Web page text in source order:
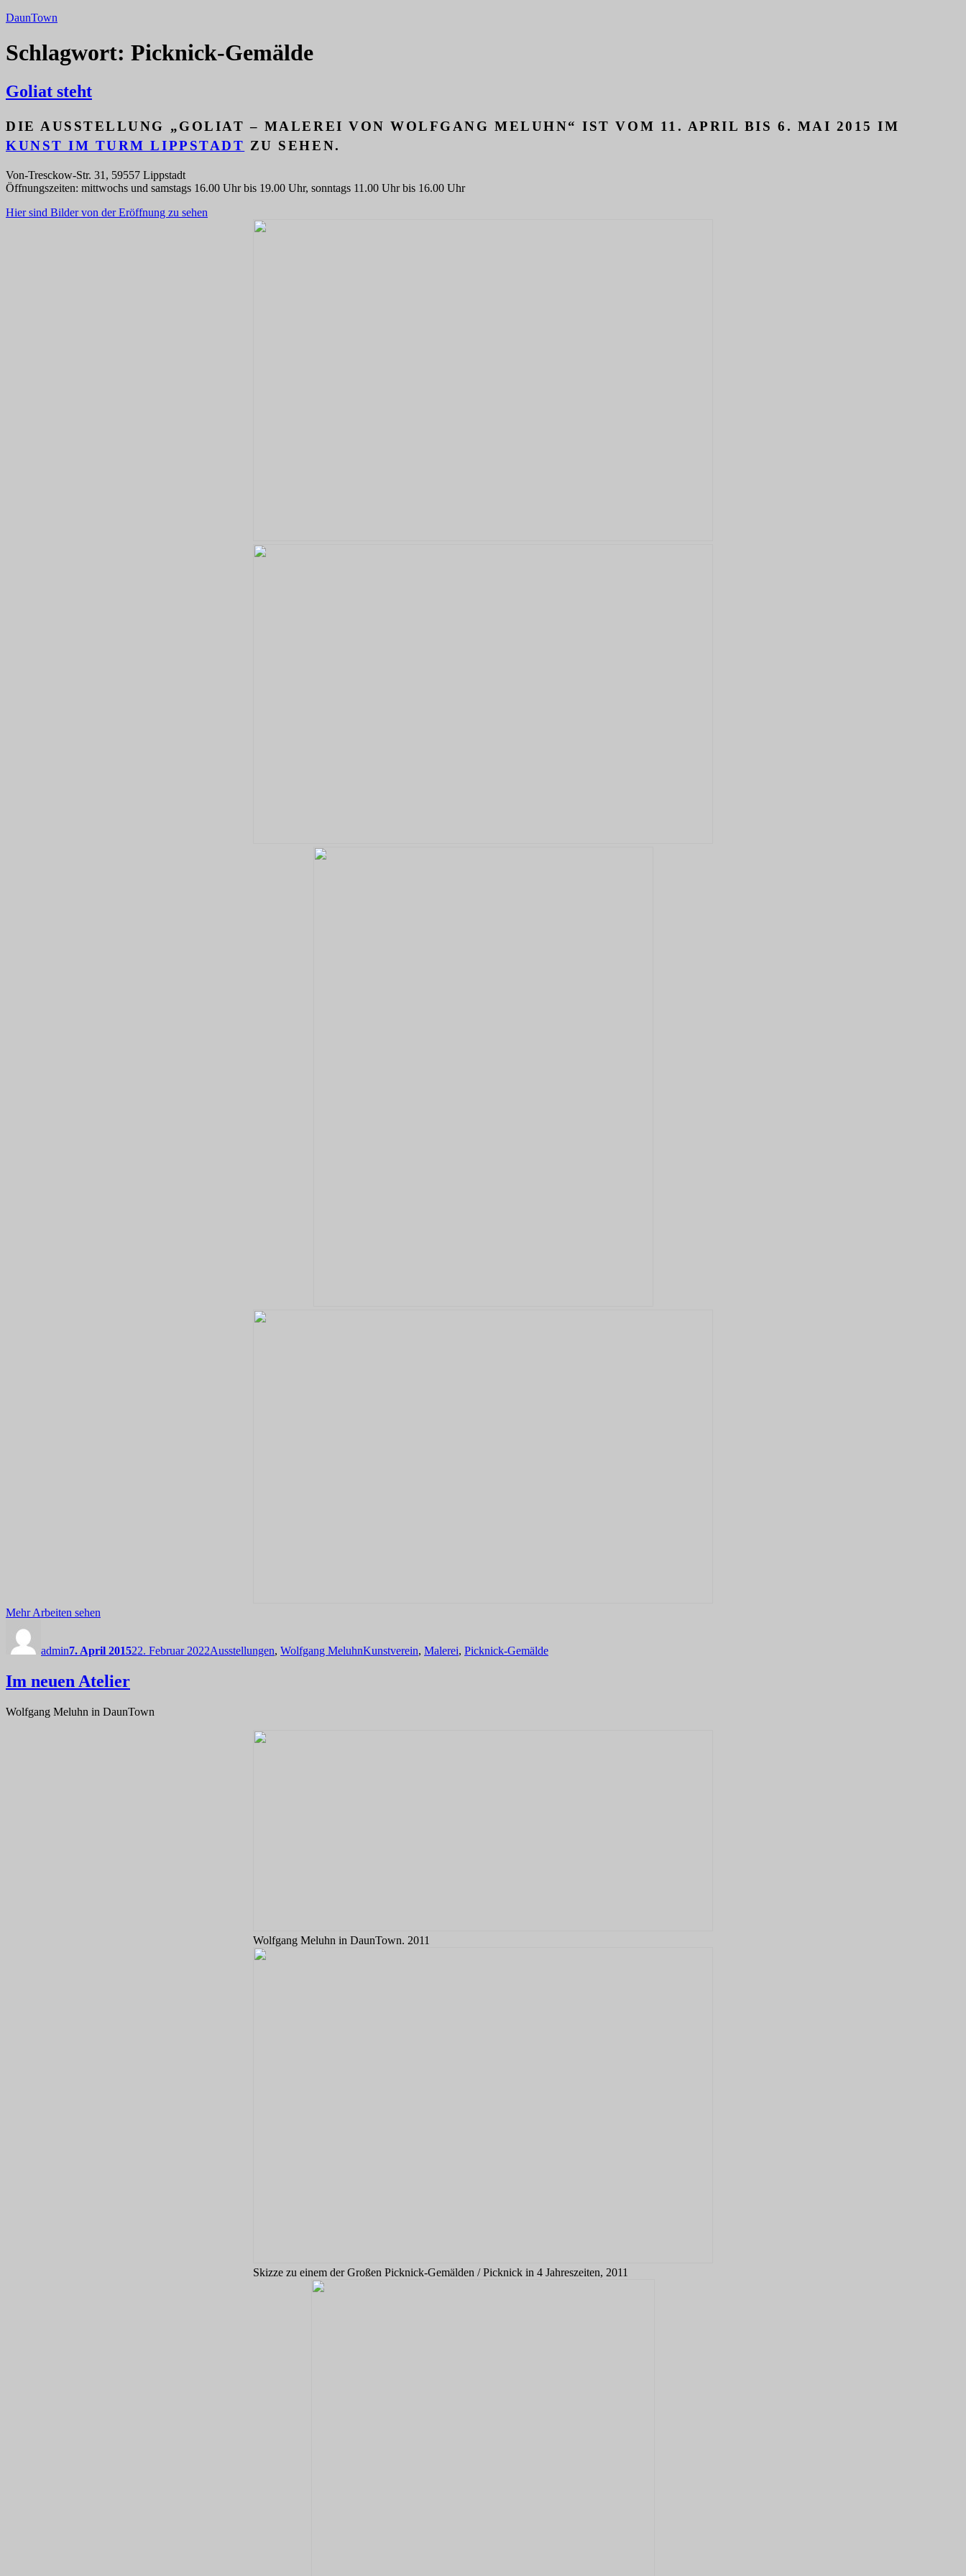
Zum
springen
DaunTown
Schlagwort: Picknick-Gemälde
Goliat steht
DIE AUSSTELLUNG „GOLIAT – MALEREI VON WOLFGANG MELUHN“ IST VOM 11. APRIL BIS 6. MAI 2015 IM
KUNST IM TURM LIPPSTADT ZU SEHEN.
Von-Tresckow-Str. 31, 59557 Lippstadt
Öffnungszeiten: mittwochs und samstags 16.00 Uhr bis 19.00 Uhr, sonntags 11.00 Uhr bis 16.00 Uhr
Hier sind Bilder von der Eröffnung zu sehen
Mehr Arbeiten sehen
admin7. April 201522. Februar 2022Ausstellungen, Wolfgang MeluhnKunstverein, Malerei, Picknick-Gemälde
Im neuen Atelier
Wolfgang Meluhn in DaunTown
Wolfgang Meluhn in DaunTown. 2011
Skizze zu einem der Großen Picknick-Gemälden / Picknick in 4 Jahreszeiten, 2011